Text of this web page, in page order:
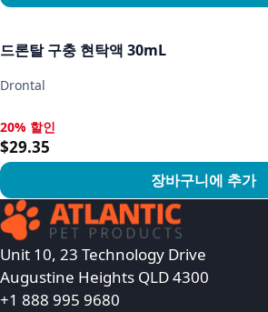
드론탈 구충 현탁액 30mL
Drontal
20% 할인, $29.35
20% 할인
$29.35
장바구니에 추가
상품 보기
Unit 10, 23 Technology Drive
Augustine Heights QLD 4300
+1 888 995 9680